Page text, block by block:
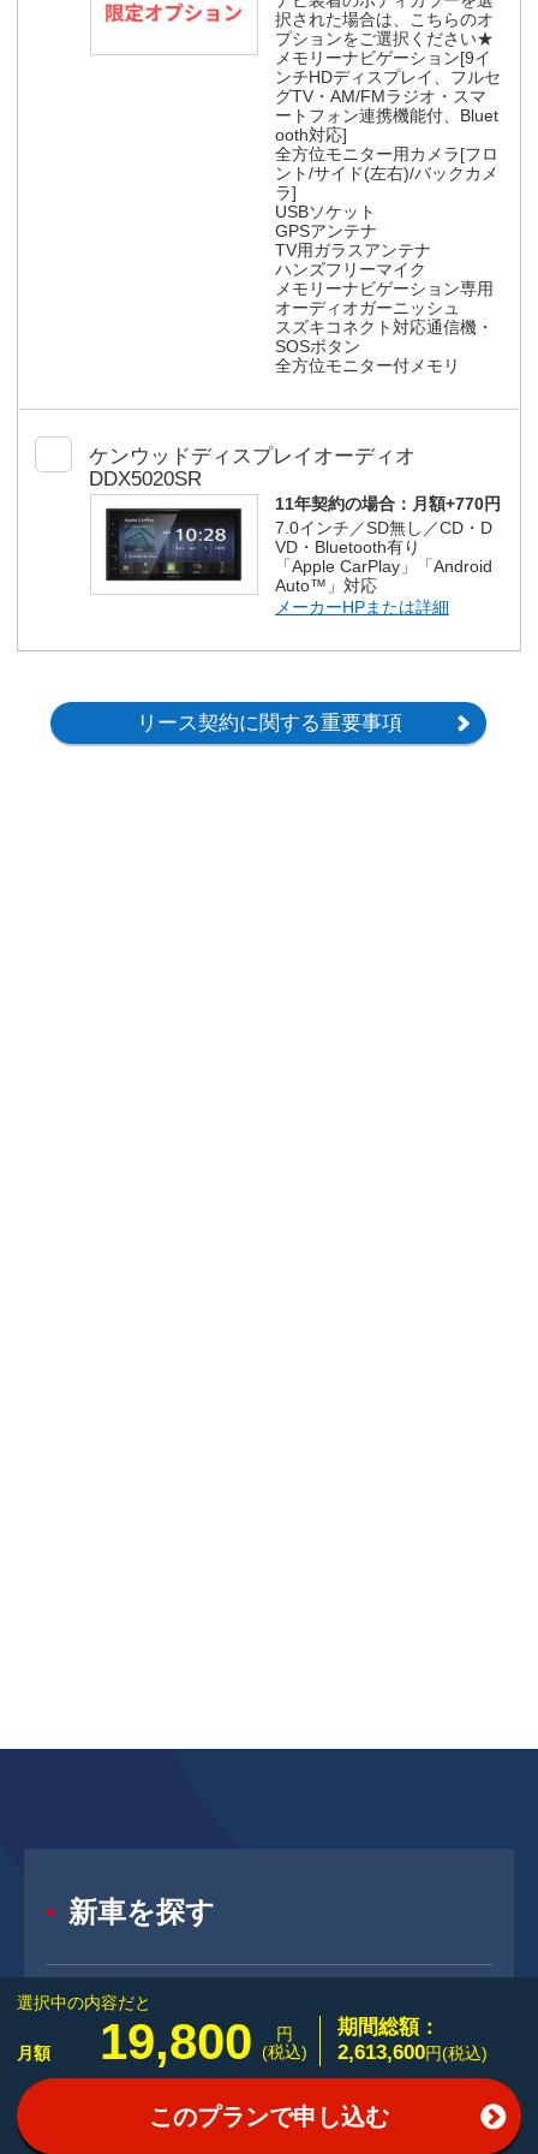
択された場合は、こちらのオ
プションをご選択ください★
メモリーナビゲーション[9イ
ンチHDディスプレイ、フルセ
グTV・AM/FMラジオ・スマ
ートフォン連携機能付、Bluet
ooth対応]
全方位モニター用カメラ[フロ
ント/サイド(左右)/バックカメ
ラ]
USBソケット
GPSアンテナ
TV用ガラスアンテナ
ハンズフリーマイク
メモリーナビゲーション専用
オーディオガーニッシュ
スズキコネクト対応通信機・
SOSボタン
全方位モニター付メモリ
ケンウッドディスプレイオーディオ
DDX5020SR
11年契約の場合： 月額+770円
7.0インチ／SD無し／CD・D
VD・Bluetooth有り
「Apple CarPlay」「Android
Auto™」対応
メーカーHPまたは詳細
リース契約に関する重要事項
選択中の内容だと
月額 19,800
円
(税込)
期間総額：
2,613,600円(税込)
このプランで申し込む
新車を探す
新車メーカー一覧
新車ボディタイプ一覧